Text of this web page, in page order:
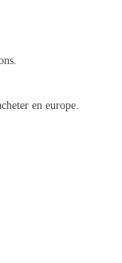
en europe.